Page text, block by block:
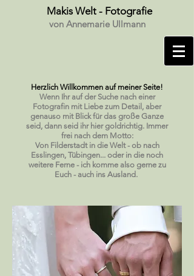
Makis Welt - Fotografie
von Annemarie Ullmann
Herzlich Willkommen auf meiner Seite!
Wenn Ihr auf der Suche nach einer
Fotografin mit Liebe zum Detail, aber
genauso mit Blick für das große Ganze
seid, dann seid ihr hier goldrichtig. Immer
frei nach dem Motto:
Von Filderstadt in die Welt - ob nach
Esslingen, Tübingen... oder in die noch
weitere Ferne - ich komme also gerne zu
Euch - auch ins Ausland.